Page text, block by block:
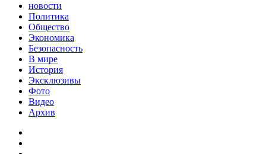
новости
Политика
Общество
Экономика
Безопасность
В мире
История
Эксклюзивы
Фото
Видео
Архив